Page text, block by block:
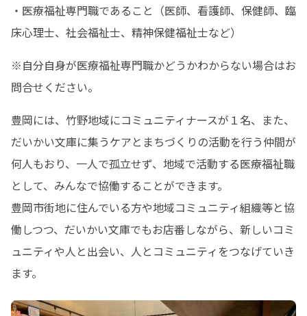
・医療福祉専門職であること（医師、看護師、保健師、臨
床心理士、社会福祉士、精神保健福祉士など）
※自分自身が医療福祉専門職かどうかわからない場合はお
問合せください。
豊岡には、竹野地域にコミュニティナースが１名、また、
だいかい文庫に集うケアとまちづくりの活動を行う仲間が
何人もおり、一人で孤立せず、地域で活動する医療福祉職
として、みんなで協働することができます。
豊岡市街地に住んでいる方や地域コミュニティ組織等と協
働しつつ、だいかい文庫でもお店番しながら、新しいコミ
ュニティや人と出会い、人とコミュニティをつなげていき
ます。